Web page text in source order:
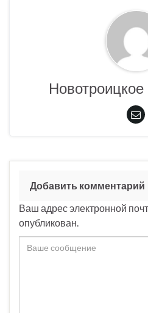
Новотроицкое
Добавить комментарий
Ваш адрес электронной
опубликован.